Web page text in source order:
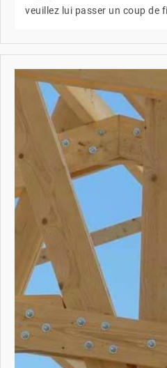
veuillez lui passer un coup de